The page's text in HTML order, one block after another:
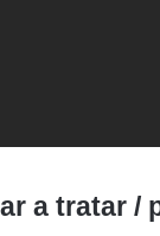
a tratar /